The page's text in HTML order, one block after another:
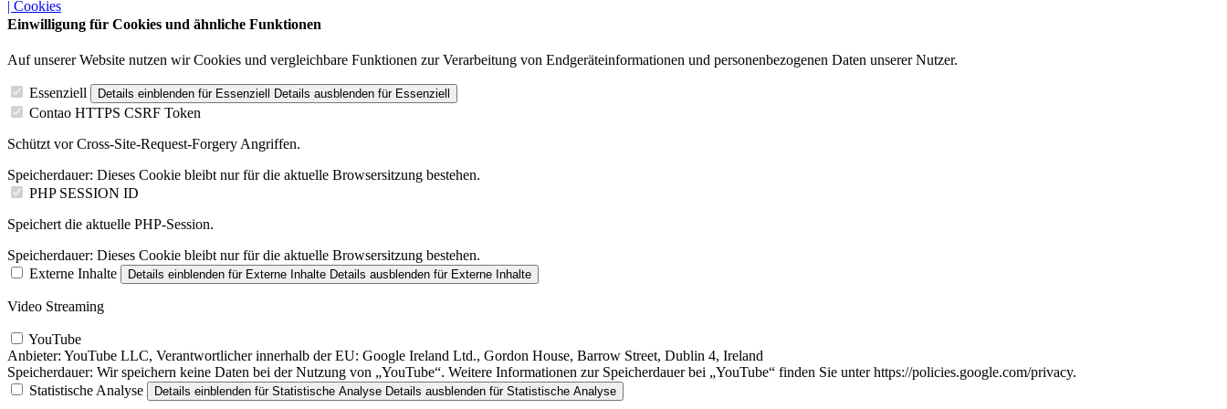
| Cookies
Einwilligung für Cookies und ähnliche Funktionen
Auf unserer Website nutzen wir Cookies und vergleichbare Funktionen zur Verarbeitung von Endgeräteinformationen und personenbezogenen Daten unserer Nutzer.
Essenziell Details einblenden für Essenziell Details ausblenden für Essenziell
Contao HTTPS CSRF Token
Schützt vor Cross-Site-Request-Forgery Angriffen.
Speicherdauer: Dieses Cookie bleibt nur für die aktuelle Browsersitzung bestehen.
PHP SESSION ID
Speichert die aktuelle PHP-Session.
Speicherdauer: Dieses Cookie bleibt nur für die aktuelle Browsersitzung bestehen.
Externe Inhalte
Details einblenden für Externe Inhalte Details ausblenden für Externe Inhalte
Video Streaming
YouTube
Anbieter: YouTube LLC, Verantwortlicher innerhalb der EU: Google Ireland Ltd., Gordon House, Barrow Street, Dublin 4, Ireland
Speicherdauer: Wir speichern keine Daten bei der Nutzung von „YouTube“. Weitere Informationen zur Speicherdauer bei „YouTube“ finden Sie unter https://policies.google.com/privacy.
Statistische Analyse
Details einblenden für Statistische Analyse Details ausblenden für Statistische Analyse